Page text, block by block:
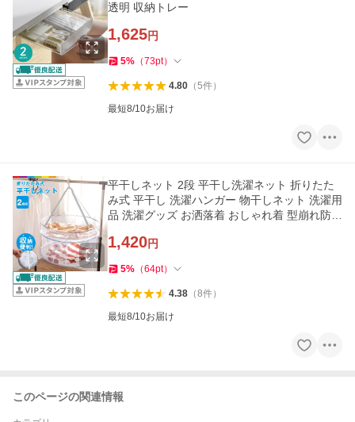
透明 収納トレー
1,625円
5% （73pt）
4.80（5件）
最短8/10お届け
平干しネット 2段 平干し洗濯ネット 折りたた
み式 平干し 洗濯ハンガー 物干しネット 洗濯用
品 洗濯グッズ お洒落着 おしゃれ着 型崩れ防止
1,420円
5% （64pt）
4.38（8件）
最短8/10お届け
このページの関連情報